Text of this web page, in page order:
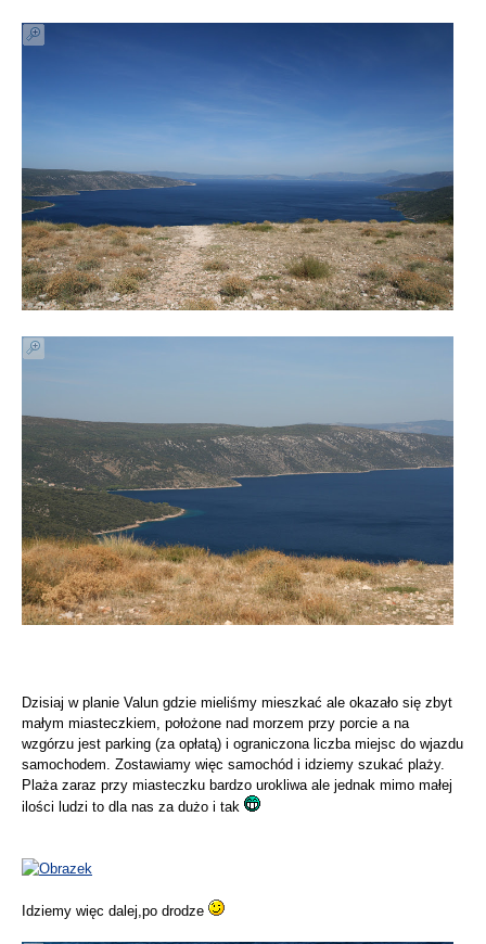
Dzisiaj w planie Valun gdzie mieliśmy mieszkać ale okazało się zbyt
małym miasteczkiem, położone nad morzem przy porcie a na
wzgórzu jest parking (za opłatą) i ograniczona liczba miejsc do wjazdu
samochodem. Zostawiamy więc samochód i idziemy szukać plaży.
Plaża zaraz przy miasteczku bardzo urokliwa ale jednak mimo małej
ilości ludzi to dla nas za dużo i tak
Idziemy więc dalej,po drodze